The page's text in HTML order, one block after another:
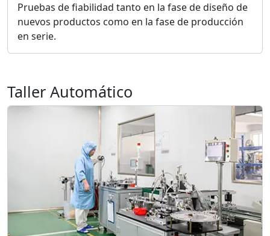
Pruebas de fiabilidad tanto en la fase de diseño de
nuevos productos como en la fase de producción
en serie.
Taller Automático